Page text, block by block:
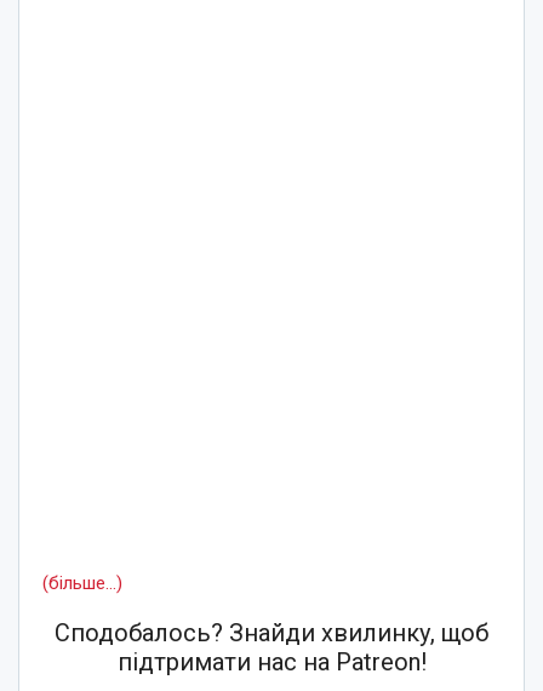
(більше…)
Сподобалось? Знайди хвилинку, щоб
підтримати нас на Patreon!